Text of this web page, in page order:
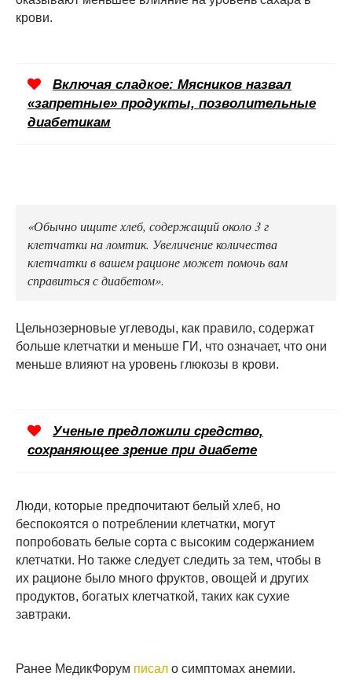
крови.
Включая сладкое: Мясников назвал
«запретные» продукты, позволительные
диабетикам
«Обычно ищите хлеб, содержащий около 3 г
клетчатки на ломтик. Увеличение количества
клетчатки в вашем рационе может помочь вам
справиться с диабетом».
Цельнозерновые углеводы, как правило, содержат
больше клетчатки и меньше ГИ, что означает, что они
меньше влияют на уровень глюкозы в крови.
Ученые предложили средство,
сохраняющее зрение при диабете
Люди, которые предпочитают белый хлеб, но
беспокоятся о потреблении клетчатки, могут
попробовать белые сорта с высоким содержанием
клетчатки. Но также следует следить за тем, чтобы в
их рационе было много фруктов, овощей и других
продуктов, богатых клетчаткой, таких как сухие
завтраки.
Ранее МедикФорум писал о симптомах анемии.